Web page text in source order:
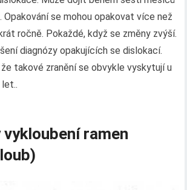
Opakování se mohou opakovat více než
ročně. Pokaždé, když se změny zvýší.
diagnózy opakujících se dislokací.
takové zranění se obvykle vyskytují u
ramen